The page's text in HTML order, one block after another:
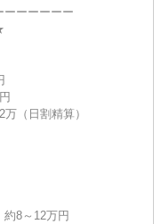
ーーーーーー
（日割精算）
約8～12万円